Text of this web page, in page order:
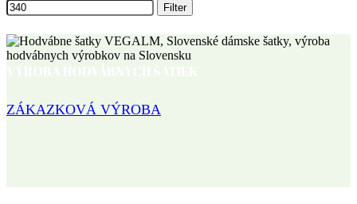
Filter
ZÁKAZKOVÁ VÝROBA